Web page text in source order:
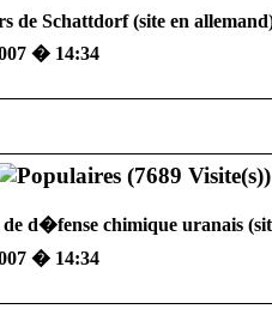
de Schattdorf (site en
� 14:34
d�fense chimique uranais
� 14:34